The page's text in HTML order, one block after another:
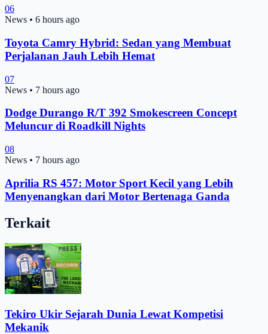
06
News • 6 hours ago
Toyota Camry Hybrid: Sedan yang Membuat
Perjalanan Jauh Lebih Hemat
07
News • 7 hours ago
Dodge Durango R/T 392 Smokescreen Concept
Meluncur di Roadkill Nights
08
News • 7 hours ago
Aprilia RS 457: Motor Sport Kecil yang Lebih
Menyenangkan dari Motor Bertenaga Ganda
Terkait
Tekiro Ukir Sejarah Dunia Lewat Kompetisi
Mekanik